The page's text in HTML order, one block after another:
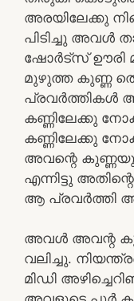
അരയിലേക്കു
പിടിച്ചു അവൾ
ഷോർട്സ് ഊരി
മുഴുത്ത കുണ്ണ
പ്രവർത്തികൾ
കണ്ണിലേക്കു
കണ്ണിലേക്കു
അവന്റെ
എന്നിട്ടു
ആ പ്രവർത്തി
അവൾ അവന്റ
വലിച്ചു.
മിഡി